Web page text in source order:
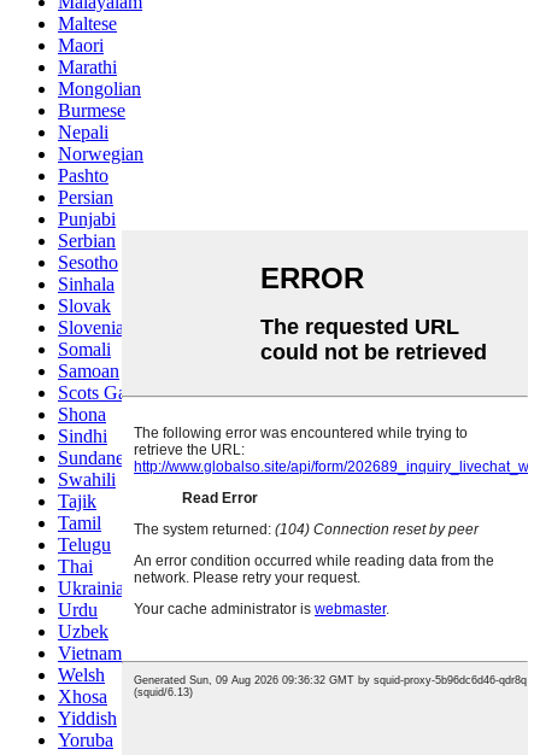
Maltese
Maori
Marathi
Mongolian
Burmese
Nepali
Norwegian
Pashto
Persian
Punjabi
Serbian
Sesotho
Sinhala
Slovak
Slovenian
Somali
Samoan
Scots Gaelic
Shona
Sindhi
Sundanese
Swahili
Tajik
Tamil
Telugu
Thai
Ukrainian
Urdu
Uzbek
Vietnamese
Welsh
Xhosa
Yiddish
Yoruba